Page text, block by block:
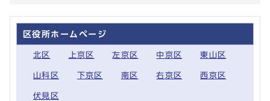
区役所ホームページ
北区 上京区 左京区 中京区 東山区
山科区 下京区 南区 右京区 西京区
伏見区